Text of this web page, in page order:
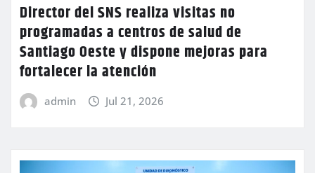
Director del SNS realiza visitas no
programadas a centros de salud de
Santiago Oeste y dispone mejoras para
fortalecer la atención
admin Jul 21, 2026